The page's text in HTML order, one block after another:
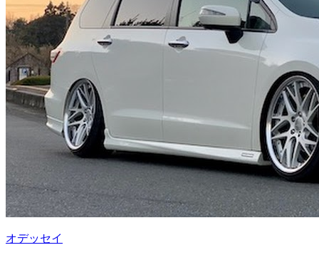
オデッセイ